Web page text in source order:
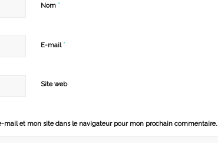
Nom *
E-mail *
Site web
mail et mon site dans le navigateur pour mon prochain commentaire.